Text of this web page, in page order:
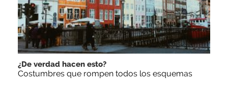
¿De verdad hacen esto?
Costumbres que rompen todos los esquemas